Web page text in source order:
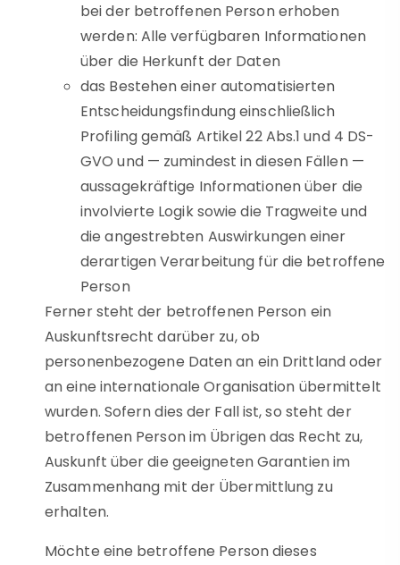
bei der betroffenen Person erhoben
werden: Alle verfügbaren Informationen
über die Herkunft der Daten
das Bestehen einer automatisierten
Entscheidungsfindung einschließlich
Profiling gemäß Artikel 22 Abs.1 und 4 DS-
GVO und — zumindest in diesen Fällen —
aussagekräftige Informationen über die
involvierte Logik sowie die Tragweite und
die angestrebten Auswirkungen einer
derartigen Verarbeitung für die betroffene
Person
Ferner steht der betroffenen Person ein
Auskunftsrecht darüber zu, ob
personenbezogene Daten an ein Drittland oder
an eine internationale Organisation übermittelt
wurden. Sofern dies der Fall ist, so steht der
betroffenen Person im Übrigen das Recht zu,
Auskunft über die geeigneten Garantien im
Zusammenhang mit der Übermittlung zu
erhalten.
Möchte eine betroffene Person dieses